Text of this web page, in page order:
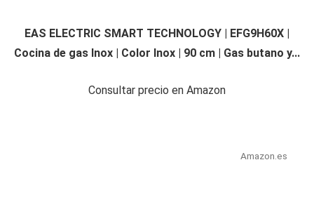
EAS ELECTRIC SMART TECHNOLOGY | EFG9H60X |
Cocina de gas Inox | Color Inox | 90 cm | Gas butano y...
Consultar precio en Amazon
Amazon.es